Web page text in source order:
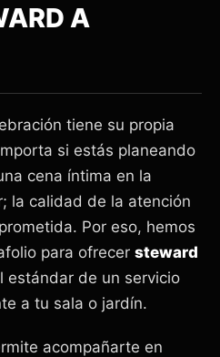
A
tiene su propia
si estás planeando
cena íntima en la
la calidad de la atención
Por eso, hemos
para ofrecer steward
estándar de un servicio
a tu sala o jardín.
acompañarte en